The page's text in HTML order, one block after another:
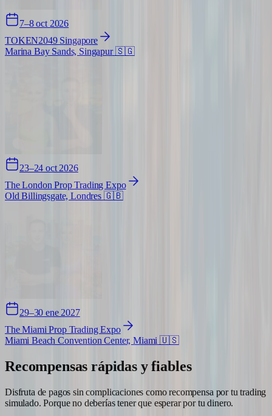
7–8 oct 2026
TOKEN2049 Singapore
Marina Bay Sands, Singapur 🇸🇬
23–24 oct 2026
The London Prop Trading Expo
Old Billingsgate, Londres 🇬🇧
29–30 ene 2027
The Miami Prop Trading Expo
Miami Beach Convention Center, Miami 🇺🇸
Recompensas rápidas y fiables
Disfruta de pagos sin complicaciones como recompensa por tu trading
simulado. Porque no deberías tener que esperar por tu dinero.